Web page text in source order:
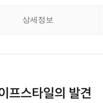
상세정보